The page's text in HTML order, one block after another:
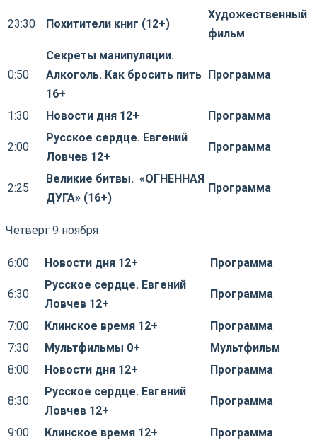
23:30 Похитители книг (12+)
Художественный
фильм
0:50
Секреты манипуляции.
Алкоголь. Как бросить пить
16+
Программа
1:30 Новости дня 12+ Программа
2:00
Русское сердце. Евгений
Ловчев 12+
Программа
2:25
Великие битвы. «ОГНЕННАЯ
ДУГА» (16+)
Программа
Четверг 9 ноября
6:00 Новости дня 12+ Программа
6:30
Русское сердце. Евгений
Ловчев 12+
Программа
7:00 Клинское время 12+
Программа
7:30
Мультфильмы 0+
Мультфильм
8:00
Новости дня 12+ Программа
8:30
Русское сердце. Евгений
Ловчев 12+
Программа
9:00 Клинское время 12+
Программа